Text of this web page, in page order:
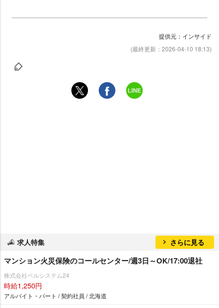
提供元：インサイド
(最終更新：2026-04-10 18:13)
求人特集 さらに見る
マンション火災保険のコールセンター/週3日～OK/17:00退社
株式会社ベルシステム24
時給1,250円
アルバイト・パート / 契約社員 / 北海道